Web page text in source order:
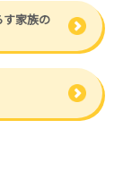
す家族の